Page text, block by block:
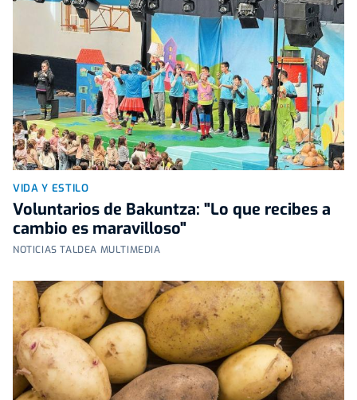
VIDA Y ESTILO
Voluntarios de Bakuntza: "Lo que recibes a
cambio es maravilloso"
NOTICIAS TALDEA MULTIMEDIA